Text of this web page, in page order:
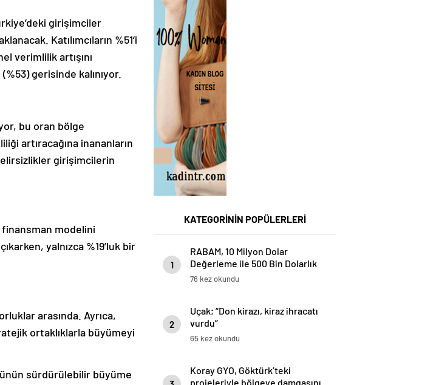
girişimciler
Katılımcıların %51’i
verimlilik artışını
gerisinde kalınıyor.
bu oran bölge
artıracağına inananların
girişimcilerin
modelini
yalnızca %19’luk bir
arasında. Ayrıca,
ortaklıklarla büyümeyi
sürdürülebilir büyüme
KATEGORİNİN POPÜLERLERİ
1
RABAM, 10 Milyon Dolar
Değerleme ile 500 Bin Dolarlık
Yatırım Aldı
76 kez okundu
2
Uçak; “Don kirazı, kiraz ihracatı
vurdu”
65 kez okundu
Koray GYO, Göktürk’teki
projeleriyle bölgeye damgasını